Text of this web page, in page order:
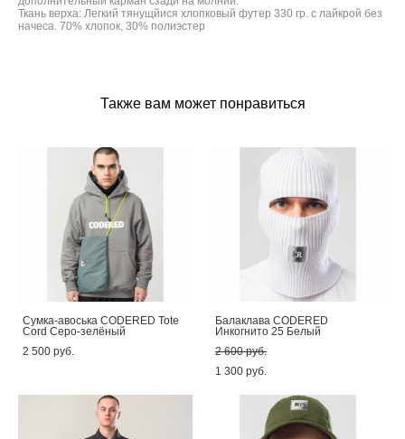
Ткань верха: Легкий тянущйися хлопковый футер 330 гр. с лайкрой без
начеса. 70% хлопок, 30% полиэстер
Также вам может понравиться
Сумка-авоська CODERED Tote
Cord Серо-зелёный
2 500 pуб.
Балаклава CODERED
Инкогнито 25 Белый
2 600 pуб.
1 300 pуб.